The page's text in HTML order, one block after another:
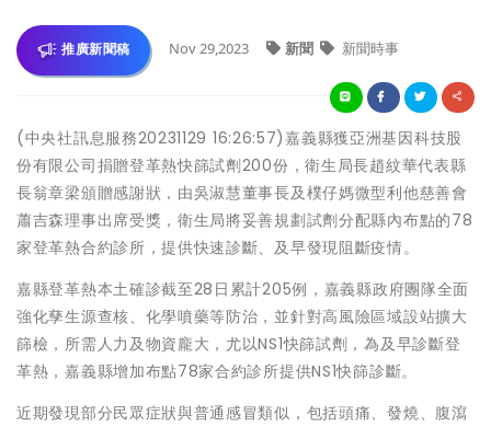
推廣新聞稿 Nov 29,2023 新聞 新聞時事
(中央社訊息服務20231129 16:26:57)嘉義縣獲亞洲基因科技股
份有限公司捐贈登革熱快篩試劑200份，衛生局長趙紋華代表縣
長翁章梁頒贈感謝狀，由吳淑慧董事長及樸仔媽微型利他慈善會
蕭吉森理事出席受獎，衛生局將妥善規劃試劑分配縣內布點的78
家登革熱合約診所，提供快速診斷、及早發現阻斷疫情。
嘉縣登革熱本土確診截至28日累計205例，嘉義縣政府團隊全面
強化孳生源查核、化學噴藥等防治，並針對高風險區域設站擴大
篩檢，所需人力及物資龐大，尤以NS1快篩試劑，為及早診斷登
革熱，嘉義縣增加布點78家合約診所提供NS1快篩診斷。
近期發現部分民眾症狀與普通感冒類似，包括頭痛、發燒、腹瀉